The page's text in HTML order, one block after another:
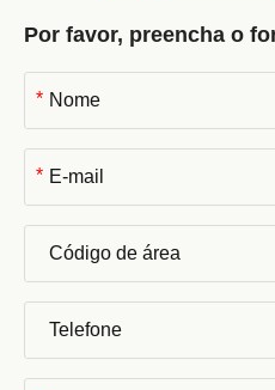
Por favor, preencha o
*
*